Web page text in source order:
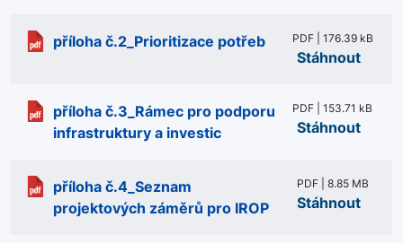
příloha č.2_Prioritizace potřeb PDF | 176.39 kB
Stáhnout
příloha č.3_Rámec pro podporu
infrastruktury a investic
PDF | 153.71 kB
Stáhnout
příloha č.4_Seznam
projektových záměrů pro IROP
PDF | 8.85 MB
Stáhnout